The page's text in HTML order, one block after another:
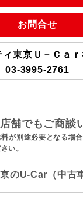
お問合せ
ィ東京Ｕ－Ｃａ
03-3995-2761
舗でもご商談
が別途必要となる場
い。
のU-Car（中古